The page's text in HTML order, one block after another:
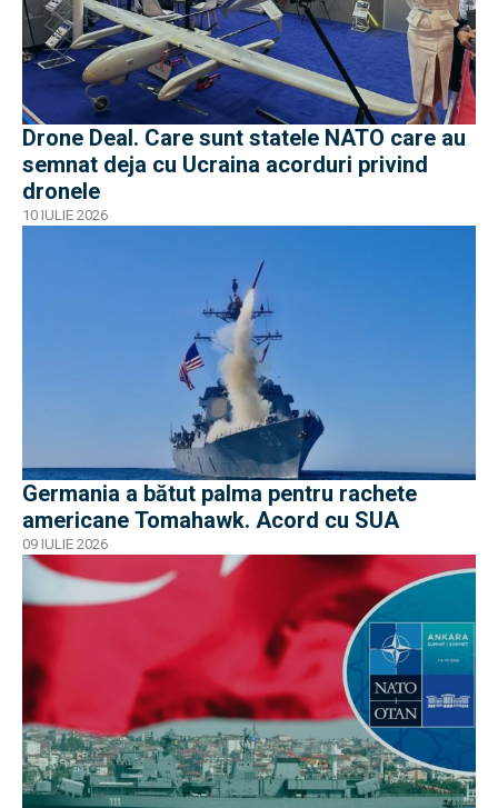
Drone Deal. Care sunt statele NATO care au
semnat deja cu Ucraina acorduri privind
dronele
10 IULIE 2026
Germania a bătut palma pentru rachete
americane Tomahawk. Acord cu SUA
09 IULIE 2026